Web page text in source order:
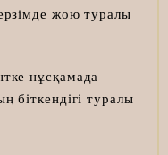
жою туралы
нұсқамада
біткендігі туралы